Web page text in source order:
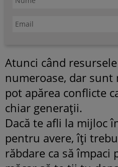
Atunci când
numeroase, dar
pot apărea conflicte
chiar generații.
Dacă te afli la mijloc
pentru avere, îți
răbdare ca să împaci